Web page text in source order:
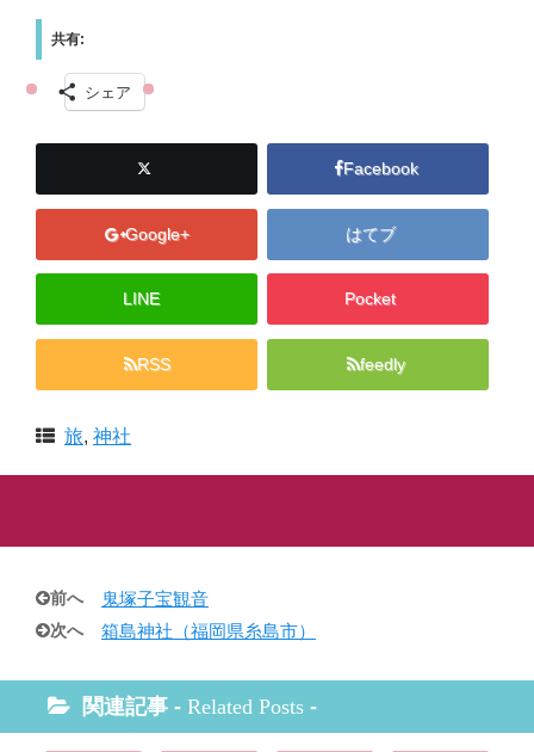
共有:
シェア
Facebook
Google+ はてブ
LINE Pocket
RSS feedly
旅, 神社
前へ 鬼塚子宝観音
次へ 箱島神社（福岡県糸島市）
関連記事 - Related Posts -